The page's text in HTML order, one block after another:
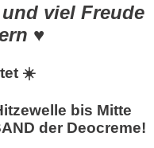
viel Freude
♥
☀️
bis Mitte
der Deocreme!